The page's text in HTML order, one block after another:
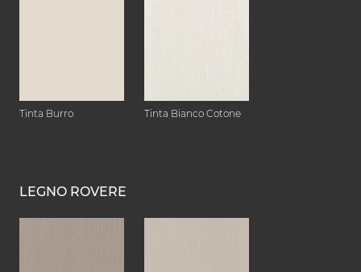
Tinta Burro Tinta Bianco Cotone
LEGNO ROVERE